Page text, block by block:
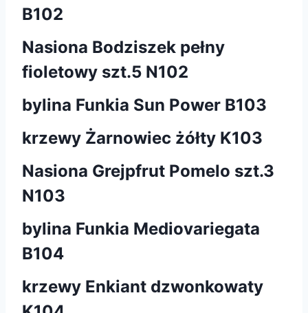
B102
Nasiona Bodziszek pełny
fioletowy szt.5 N102
bylina Funkia Sun Power B103
krzewy Żarnowiec żółty K103
Nasiona Grejpfrut Pomelo szt.3
N103
bylina Funkia Mediovariegata
B104
krzewy Enkiant dzwonkowaty